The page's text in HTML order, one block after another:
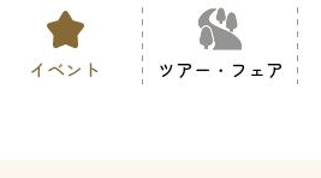
イベント ツアー・フェア